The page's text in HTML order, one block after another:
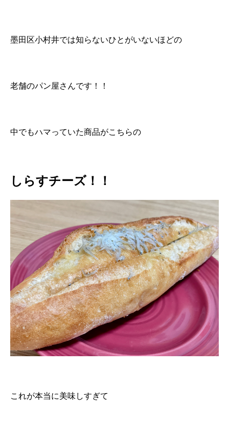
墨田区小村井では知らないひとがいないほどの
老舗のパン屋さんです！！
中でもハマっていた商品がこちらの
しらすチーズ！！
これが本当に美味しすぎて